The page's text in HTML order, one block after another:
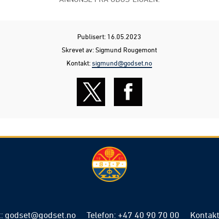
Publisert: 16.05.2023
Skrevet av: Sigmund Rougemont
Kontakt:sigmund@godset.no
: godset@godset.no Telefon: +47 40 90 70 00